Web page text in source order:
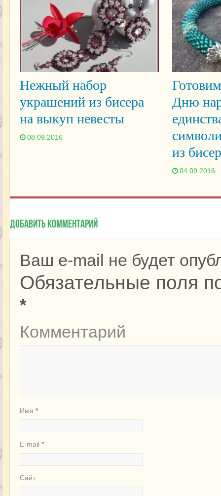
Нежный набор
украшений из бисера
на выкуп невесты
08.09.2016
Дню
из
04.09.2016
Добавить комментарий
Ваш e-mail не будет
Обязательные поля
*
Комментарий
Имя *
E-mail *
Сайт